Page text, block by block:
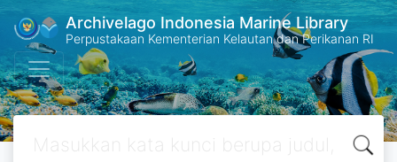
Archivelago Indonesia Marine Library
Perpustakaan Kementerian Kelautan dan Perikanan RI